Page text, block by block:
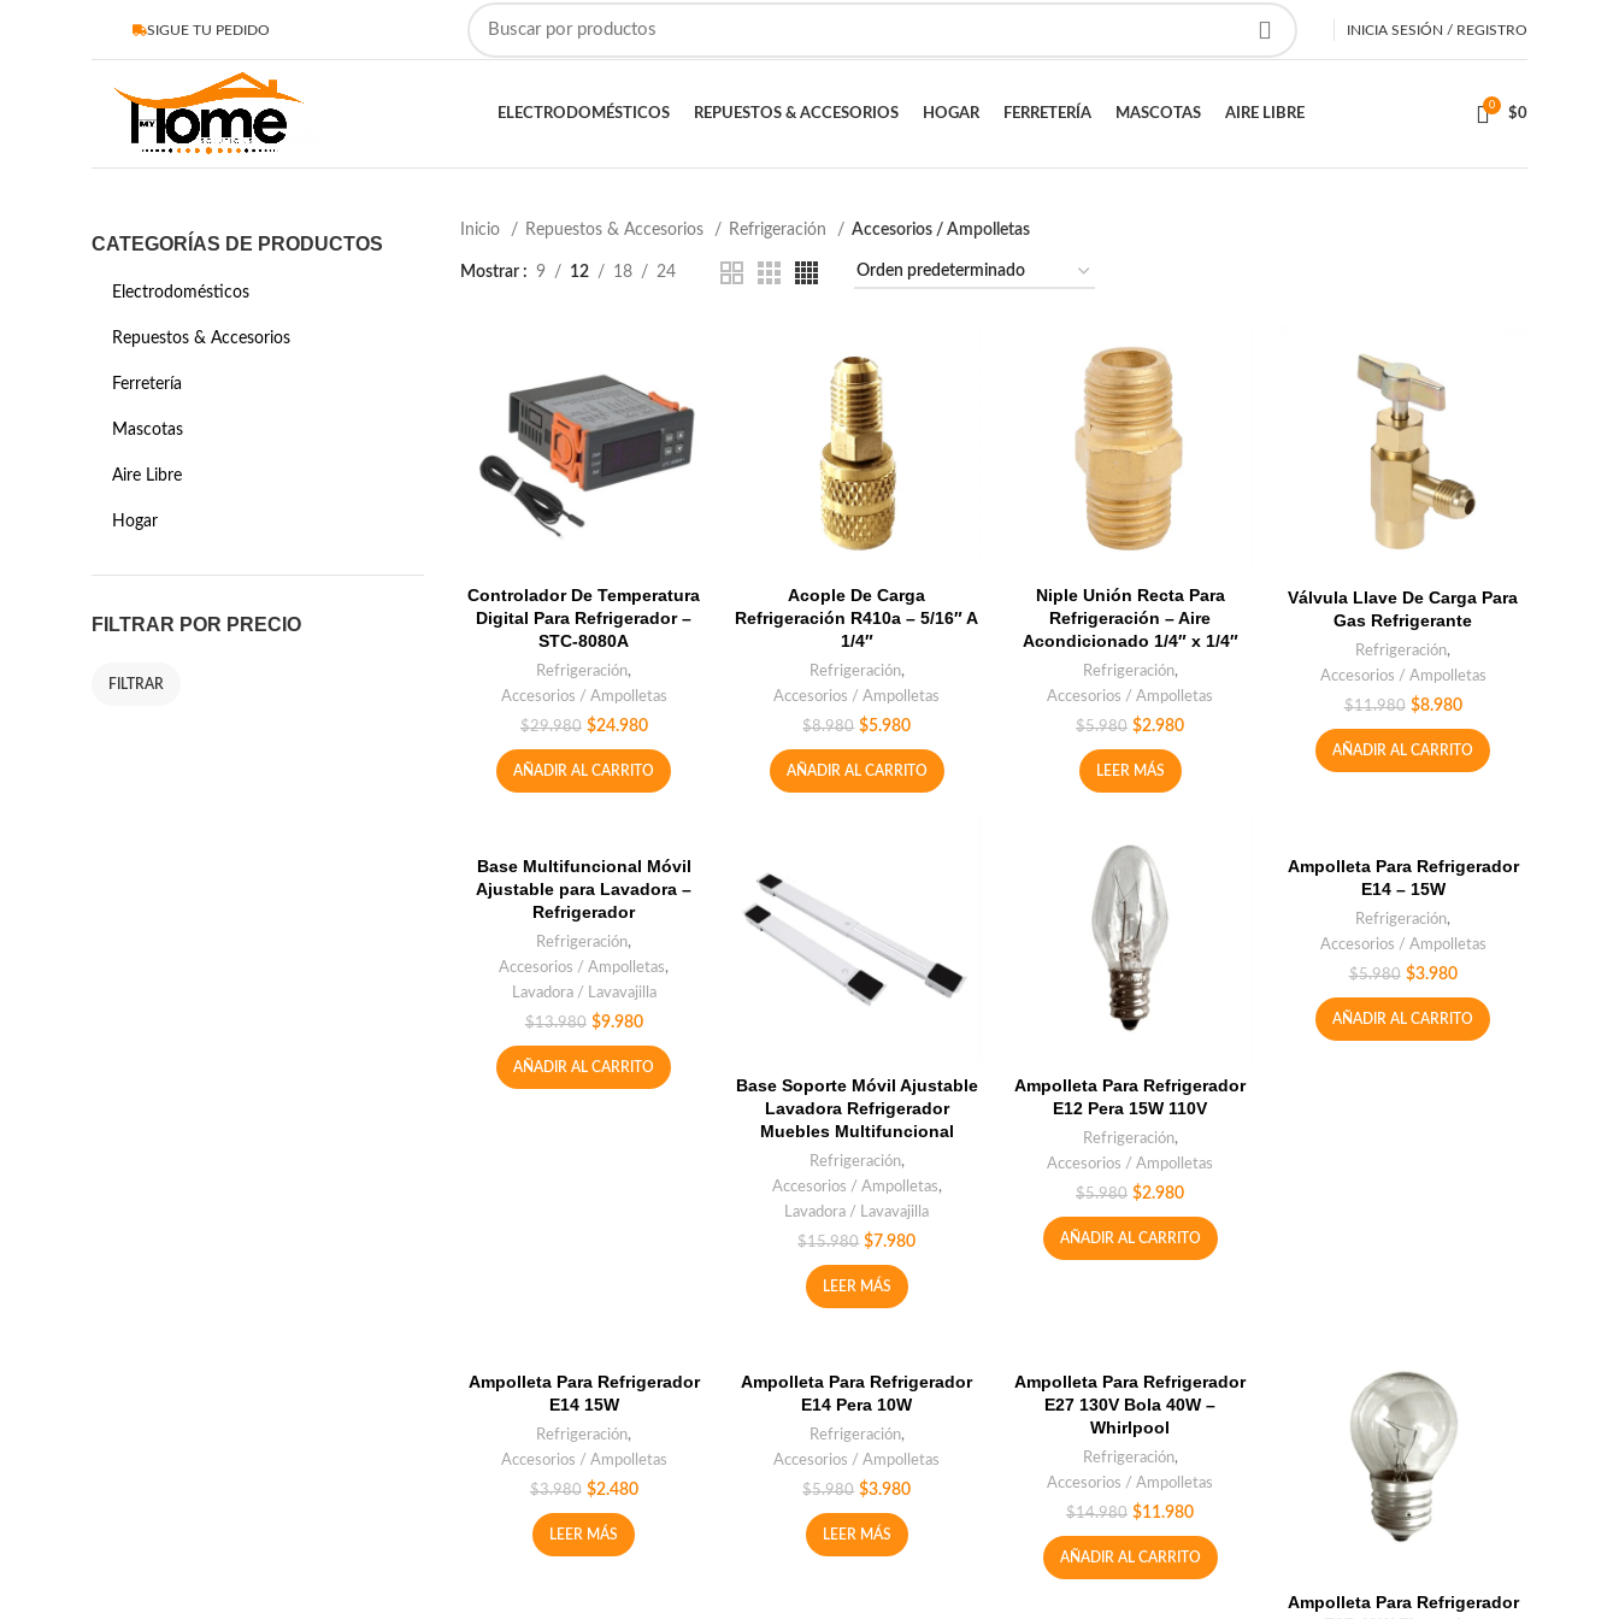
SIGUE TU PEDIDO INICIA SESIÓN / REGISTRO
ELECTRODOMÉSTICOS REPUESTOS & ACCESORIOS HOGAR FERRETERÍA MASCOTAS AIRE LIBRE
0
$0
CATEGORÍAS DE PRODUCTOS
Electrodomésticos
Repuestos & Accesorios
Ferretería
Mascotas
Aire Libre
Hogar
FILTRAR POR PRECIO
FILTRAR
Inicio Repuestos & Accesorios Refrigeración Accesorios / Ampolletas
Mostrar 9 12 18 24
Controlador De Temperatura
Digital Para Refrigerador –
STC-8080A
Refrigeración,
Accesorios / Ampolletas
$29.980 $24.980
AÑADIR AL CARRITO
Acople De Carga
Refrigeración R410a – 5/16″ A
1/4″
Refrigeración,
Accesorios / Ampolletas
$8.980 $5.980
AÑADIR AL CARRITO
Niple Unión Recta Para
Refrigeración – Aire
Acondicionado 1/4″ x 1/4″
Refrigeración,
Accesorios / Ampolletas
$5.980 $2.980
LEER MÁS
Válvula Llave De Carga Para
Gas Refrigerante
Refrigeración,
Accesorios / Ampolletas
$11.980 $8.980
AÑADIR AL CARRITO
Base Multifuncional Móvil
Ajustable para Lavadora –
Refrigerador
Refrigeración,
Accesorios / Ampolletas,
Lavadora / Lavavajilla
$13.980 $9.980
AÑADIR AL CARRITO
Base Soporte Móvil Ajustable
Lavadora Refrigerador
Muebles Multifuncional
Refrigeración,
Accesorios / Ampolletas,
Lavadora / Lavavajilla
$15.980 $7.980
LEER MÁS
Ampolleta Para Refrigerador
E12 Pera 15W 110V
Refrigeración,
Accesorios / Ampolletas
$5.980 $2.980
AÑADIR AL CARRITO
Ampolleta Para Refrigerador
E14 – 15W
Refrigeración,
Accesorios / Ampolletas
$5.980 $3.980
AÑADIR AL CARRITO
Ampolleta Para Refrigerador
E14 15W
Refrigeración,
Accesorios / Ampolletas
$3.980 $2.480
LEER MÁS
Ampolleta Para Refrigerador
E14 Pera 10W
Refrigeración,
Accesorios / Ampolletas
$5.980 $3.980
LEER MÁS
Ampolleta Para Refrigerador
E27 130V Bola 40W –
Whirlpool
Refrigeración,
Accesorios / Ampolletas
$14.980 $11.980
AÑADIR AL CARRITO
Ampolleta Para Refrigerador